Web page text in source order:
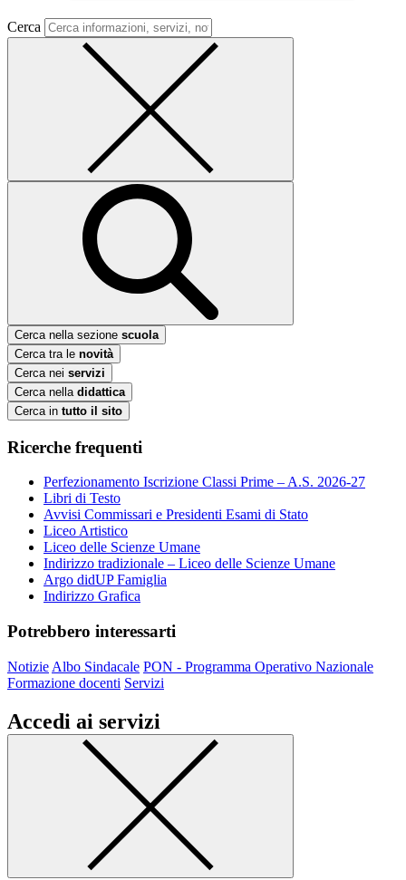
Cerca
Cerca nella sezione scuola
Cerca tra le novità
Cerca nei servizi
Cerca nella didattica
Cerca in tutto il sito
Ricerche frequenti
Perfezionamento Iscrizione Classi Prime – A.S. 2026-27
Libri di Testo
Avvisi Commissari e Presidenti Esami di Stato
Liceo Artistico
Liceo delle Scienze Umane
Indirizzo tradizionale – Liceo delle Scienze Umane
Argo didUP Famiglia
Indirizzo Grafica
Potrebbero interessarti
Notizie Albo Sindacale PON - Programma Operativo Nazionale
Formazione docenti Servizi
Accedi ai servizi